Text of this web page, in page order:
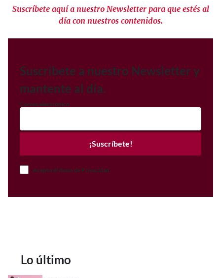
Suscríbete aquí a nuestro Newsletter para que estés al
día con nuestros contenidos.
Suscríbete a nuestro Newsletter y
mantente al día.
Correo electrónico
¡Suscríbete!
Acepto el Aviso de Privacidad
Lo último